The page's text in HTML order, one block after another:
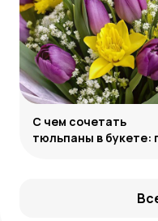
С чем сочетать
тюльпаны в букете: